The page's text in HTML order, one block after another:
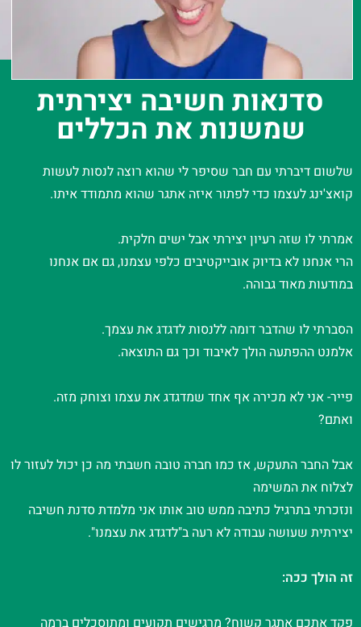
סדנאות חשיבה יצירתית
שמשנות את הכללים
שלשום דיברתי עם חבר שסיפר לי שהוא רוצה לנסות לעשות
קואצ'ינג לעצמו כדי לפתור איזה אתגר שהוא מתמודד איתו.
אמרתי לו שזה רעיון יצירתי אבל ישים חלקית.
הרי אנחנו לא בדיוק אובייקטיבים כלפי עצמנו, גם אם אנחנו
במודעות מאוד גבוהה.
הסברתי לו שהדבר דומה ללנסות לדגדג את עצמך.
אלמנט ההפתעה הולך לאיבוד וכך גם התוצאה.
פייר- אני לא מכירה אף אחד שמדגדג את עצמו וצוחק מזה.
ואתם?
אבל החבר התעקש, אז כמו חברה טובה חשבתי מה כן יכול לעזור לו
לצלוח את המשימה
ונזכרתי בתרגיל כתיבה ממש טוב אותו אני מלמדת סדנת חשיבה
יצירתית שעושה עבודה לא רעה ב"לדגדג את עצמנו".
זה הולך ככה:
פקד אתכם אתגר קשוח? מרגישים תקועים ומתוסכלים ברמה